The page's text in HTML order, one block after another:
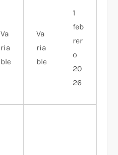
Va
ria
ble
Va
ria
ble
1
feb
rer
o
20
26